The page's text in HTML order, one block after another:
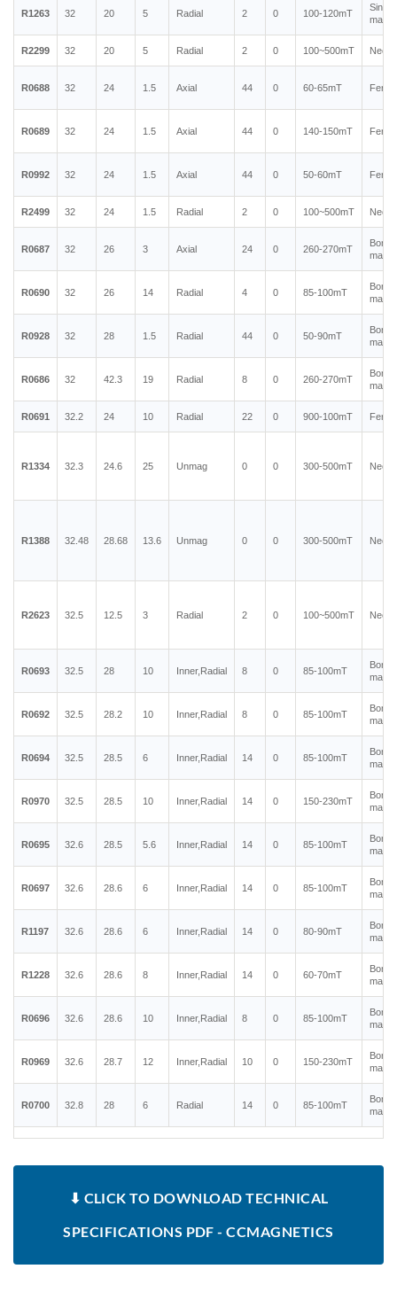
R1263 32 20 5 Radial 2 0 100-120mT
R2299 32 20 5 Radial 2 0 100~500mT
R0688 32 24 1.5 Axial 44 0 60-65mT
R0689 32 24 1.5 Axial 44 0 140-150mT
R0992 32 24 1.5 Axial 44 0 50-60mT
R2499 32 24 1.5 Radial 2 0 100~500mT
R0687 32 26 3 Axial 24 0 260-270mT
R0690 32 26 14 Radial 4 0 85-100mT
R0928 32 28 1.5 Radial 44 0 50-90mT
R0686 32 42.3 19 Radial 8 0 260-270mT
R0691 32.2 24 10 Radial 22 0 900-100mT
R1334 32.3 24.6 25 Unmag 0 0 300-500mT
R1388 32.48 28.68 13.6 Unmag 0 0 300-500mT
R2623 32.5 12.5 3 Radial 2 0 100~500mT
R0693 32.5 28 10 Inner,Radial 8 0 85-100mT
R0692 32.5 28.2 10 Inner,Radial 8 0 85-100mT
R0694 32.5 28.5 6 Inner,Radial 14 0 85-100mT
R0970 32.5 28.5 10 Inner,Radial 14 0 150-230mT
R0695 32.6 28.5 5.6 Inner,Radial 14 0 85-100mT
R0697 32.6 28.6 6 Inner,Radial 14 0 85-100mT
R1197 32.6 28.6 6 Inner,Radial 14 0 80-90mT
R1228 32.6 28.6 8 Inner,Radial 14 0 60-70mT
R0696 32.6 28.6 10 Inner,Radial 8 0 85-100mT
R0969 32.6 28.7 12 Inner,Radial 10 0 150-230mT
R0700 32.8 28 6 Radial 14 0 85-100mT
⬇ CLICK TO DOWNLOAD TECHNICAL
SPECIFICATIONS PDF - CCMAGNETICS